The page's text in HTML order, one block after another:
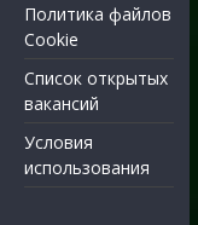
Политика файлов
Cookie
Список открытых
вакансий
Условия
использования